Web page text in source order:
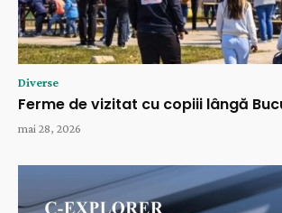
Diverse
Ferme de vizitat cu copiii lângă
mai 28, 2026